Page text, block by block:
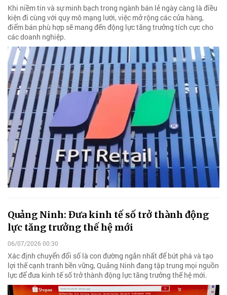
Khi niềm tin và sự minh bạch trong ngành bán lẻ ngày càng là điều
kiện đi cùng với quy mô mạng lưới, việc mở rộng các cửa hàng,
điểm bán phù hợp sẽ mang đến động lực tăng trưởng tích cực cho
các doanh nghiệp.
Quảng Ninh: Đưa kinh tế số trở thành động
lực tăng trưởng thế hệ mới
06/07/2026 00:30
Xác định chuyển đổi số là con đường ngắn nhất để bứt phá và tạo
lợi thế cạnh tranh bền vững, Quảng Ninh đang tập trung mọi nguồn
lực để đưa kinh tế số trở thành động lực tăng trưởng thế hệ mới.